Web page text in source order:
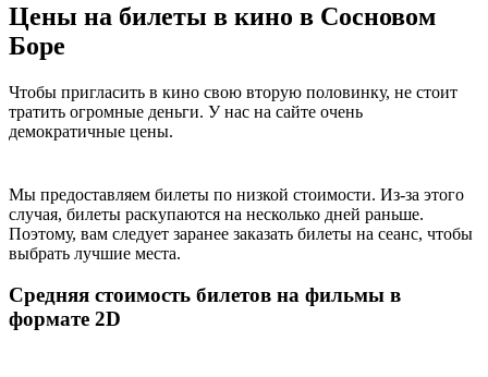
Цены на билеты в кино в Сосновом
Боре
Чтобы пригласить в кино свою вторую половинку, не стоит
тратить огромные деньги. У нас на сайте очень
демократичные цены.
Мы предоставляем билеты по низкой стоимости. Из-за этого
случая, билеты раскупаются на несколько дней раньше.
Поэтому, вам следует заранее заказать билеты на сеанс, чтобы
выбрать лучшие места.
Средняя стоимость билетов на фильмы в
формате 2D